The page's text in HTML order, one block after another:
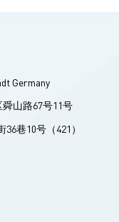
Germany
山路67号11号
巷10号（421）